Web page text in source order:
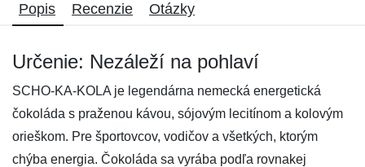
Popis Recenzie Otázky
Určenie: Nezáleží na pohlaví
SCHO-KA-KOLA je legendárna nemecká energetická
čokoláda s praženou kávou, sójovým lecitínom a kolovým
orieškom. Pre športovcov, vodičov a všetkých, ktorým
chýba energia. Čokoláda sa vyrába podľa rovnakej